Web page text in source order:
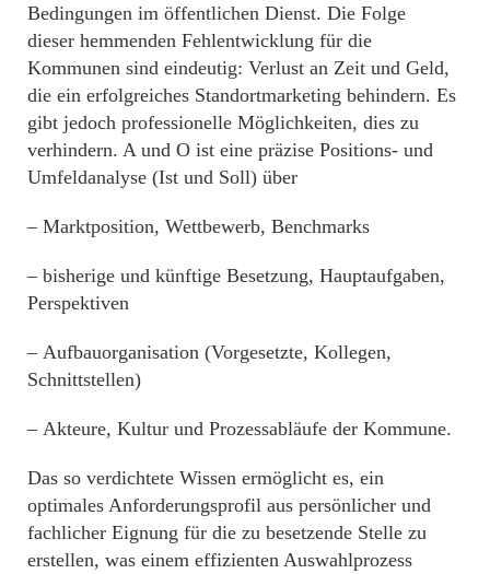
Bedingungen im öffentlichen Dienst. Die Folge
dieser hemmenden Fehlentwicklung für die
Kommunen sind eindeutig: Verlust an Zeit und Geld,
die ein erfolgreiches Standortmarketing behindern. Es
gibt jedoch professionelle Möglichkeiten, dies zu
verhindern. A und O ist eine präzise Positions- und
Umfeldanalyse (Ist und Soll) über
– Marktposition, Wettbewerb, Benchmarks
– bisherige und künftige Besetzung, Hauptaufgaben,
Perspektiven
– Aufbauorganisation (Vorgesetzte, Kollegen,
Schnittstellen)
– Akteure, Kultur und Prozessabläufe der Kommune.
Das so verdichtete Wissen ermöglicht es, ein
optimales Anforderungsprofil aus persönlicher und
fachlicher Eignung für die zu besetzende Stelle zu
erstellen, was einem effizienten Auswahlprozess